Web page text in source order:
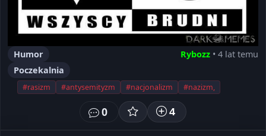
Humor Rybozz • 4 lat temu
Poczekalnia
#rasizm #antysemityzm #nacjonalizm #nazizm,
0 4